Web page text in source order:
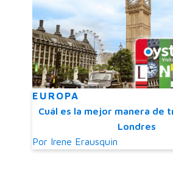
EUROPA
Cuál es la mejor manera de
Londres
Por Irene Erausquin